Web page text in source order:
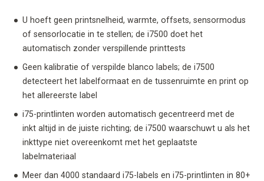
U hoeft geen printsnelheid, warmte, offsets, sensormodus
of sensorlocatie in te stellen; de i7500 doet het
automatisch zonder verspillende printtests
Geen kalibratie of verspilde blanco labels; de i7500
detecteert het labelformaat en de tussenruimte en print op
het allereerste label
i75-printlinten worden automatisch gecentreerd met de
inkt altijd in de juiste richting; de i7500 waarschuwt u als het
inkttype niet overeenkomt met het geplaatste
labelmateriaal
Meer dan 4000 standaard i75-labels en i75-printlinten in 80+